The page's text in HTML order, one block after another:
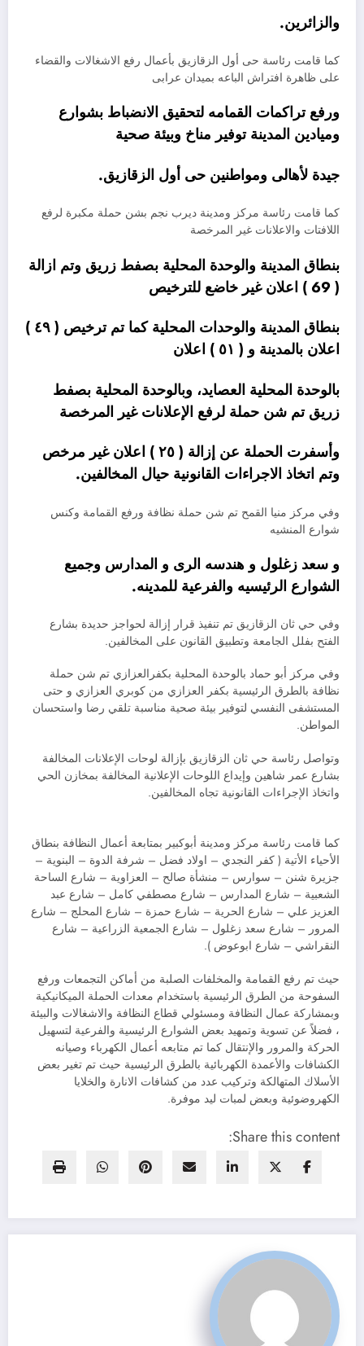
والزائرين.
كما قامت رئاسة حى أول الزقازيق بأعمال رفع الاشغالات والقضاء
على ظاهرة افتراش الباعه بميدان عرابى
ورفع تراكمات القمامه لتحقيق الانضباط بشوارع
وميادين المدينة توفير مناخ وبيئة صحية
جيدة لأهالى ومواطنين حى أول الزقازيق.
كما قامت رئاسة مركز ومدينة ديرب نجم بشن حملة مكبرة لرفع
اللافتات والاعلانات غير المرخصة
بنطاق المدينة والوحدة المحلية بصفط زريق وتم ازالة
( 69 ) اعلان غير خاضع للترخيص
بنطاق المدينة والوحدات المحلية كما تم ترخيص ( ٤٩ )
اعلان بالمدينة و ( ٥١ ) اعلان
بالوحدة المحلية العصايد، وبالوحدة المحلية بصفط
زريق تم شن حملة لرفع الإعلانات غير المرخصة
وأسفرت الحملة عن إزالة ( ٢٥ ) اعلان غير مرخص
وتم اتخاذ الاجراءات القانونية حيال المخالفين.
وفي مركز منيا القمح تم شن حملة نظافة ورفع القمامة وكنس
شوارع المنشيه
و سعد زغلول و هندسه الرى و المدارس وجميع
الشوارع الرئيسيه والفرعية للمدينه.
وفي حي ثان الزقازيق تم تنفيذ قرار إزالة لحواجز حديدة بشارع
الفتح بفلل الجامعة وتطبيق القانون على المخالفين.
وفي مركز أبو حماد بالوحدة المحلية بكفرالعزازي تم شن حملة
نظافة بالطرق الرئيسية بكفر العزازي من كوبري العزازي و حتى
المستشفى النفسي لتوفير بيئة صحية مناسبة تلقي رضا واستحسان
المواطن.
وتواصل رئاسة حي ثان الزقازيق بإزالة لوحات الإعلانات المخالفة
بشارع عمر شاهين وإيداع اللوحات الإعلانية المخالفة بمخازن الحي
واتخاذ الإجراءات القانونية تجاه المخالفين.
كما قامت رئاسة مركز ومدينة أبوكبير بمتابعة أعمال النظافة بنطاق
الأحياء الأتية ( كفر النجدي – اولاد فضل – شرفة الدوة – البنوية –
جزيرة شنن – سوارس – منشأة صالح – العزاوية – شارع الساحة
الشعبية – شارع المدارس – شارع مصطفي كامل – شارع عبد
العزيز علي – شارع الحرية – شارع حمزة – شارع المحلج – شارع
المرور – شارع سعد زغلول – شارع الجمعية الزراعية – شارع
النقراشي – شارع ابوعوض ).
حيث تم رفع القمامة والمخلفات الصلبة من أماكن التجمعات ورفع
السفوحة من الطرق الرئيسية باستخدام معدات الحملة الميكانيكية
وبمشاركة عمال النظافة ومسئولي قطاع النظافة والاشغالات والبيئة
، فضلاً عن تسوية وتمهيد بعض الشوارع الرئيسية والفرعية لتسهيل
الحركة والمرور والإنتقال كما تم متابعه أعمال الكهرباء وصيانه
الكشافات والأعمدة الكهربائية بالطرق الرئيسية حيث تم تغير بعض
الأسلاك المتهالكة وتركيب عدد من كشافات الانارة والخلايا
الكهروضوئية وبعض لمبات ليد موفرة.
Share this content: